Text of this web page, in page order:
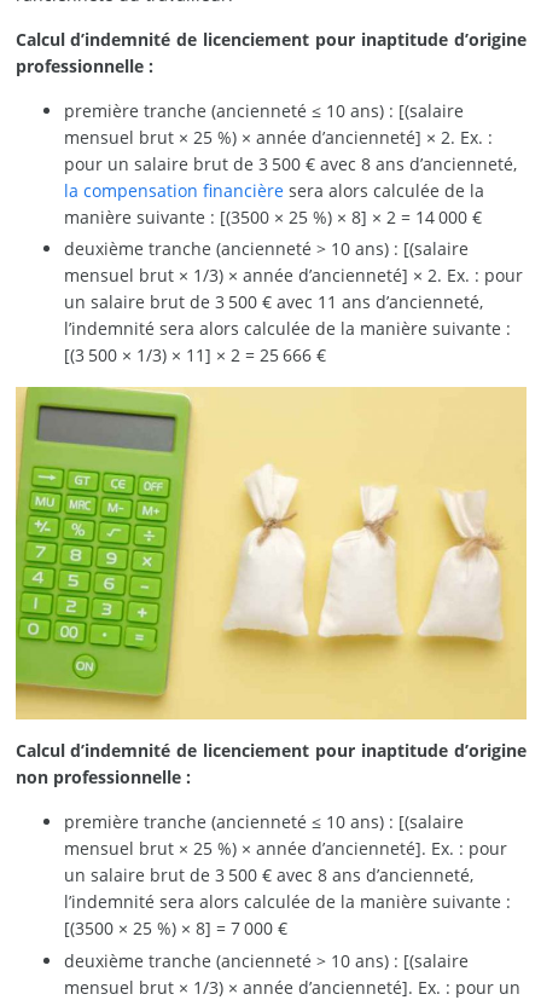
Calcul d’indemnité de licenciement pour inaptitude d’origine
professionnelle :
première tranche (ancienneté ≤ 10 ans) : [(salaire
mensuel brut × 25 %) × année d’ancienneté] × 2. Ex. :
pour un salaire brut de 3 500 € avec 8 ans d’ancienneté,
la compensation financièresera alors calculée de la
manière suivante : [(3500 × 25 %) × 8] × 2 = 14 000 €
deuxième tranche (ancienneté > 10 ans) : [(salaire
mensuel brut × 1/3) × année d’ancienneté] × 2. Ex. : pour
un salaire brut de 3 500 € avec 11 ans d’ancienneté,
l’indemnité sera alors calculée de la manière suivante :
[(3 500 × 1/3) × 11] × 2 = 25 666 €
Calcul d’indemnité de licenciement pour inaptitude d’origine
non professionnelle :
première tranche (ancienneté ≤ 10 ans) : [(salaire
mensuel brut × 25 %) × année d’ancienneté]. Ex. : pour
un salaire brut de 3 500 € avec 8 ans d’ancienneté,
l’indemnité sera alors calculée de la manière suivante :
[(3500 × 25 %) × 8] = 7 000 €
deuxième tranche (ancienneté > 10 ans) : [(salaire
mensuel brut × 1/3) × année d’ancienneté]. Ex. : pour un